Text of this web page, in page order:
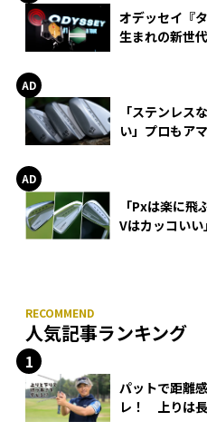
オデッセイ『
生まれの新世
「ステンレス
い」プロもア
「Pxは楽に
Vはカッコい
人気記事ランキング
パットで距離
レ！ 上りは長